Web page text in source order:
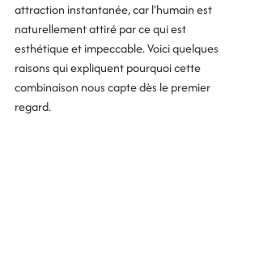
attraction instantanée, car l'humain est
naturellement attiré par ce qui est
esthétique et impeccable. Voici quelques
raisons qui expliquent pourquoi cette
combinaison nous capte dès le premier
regard.